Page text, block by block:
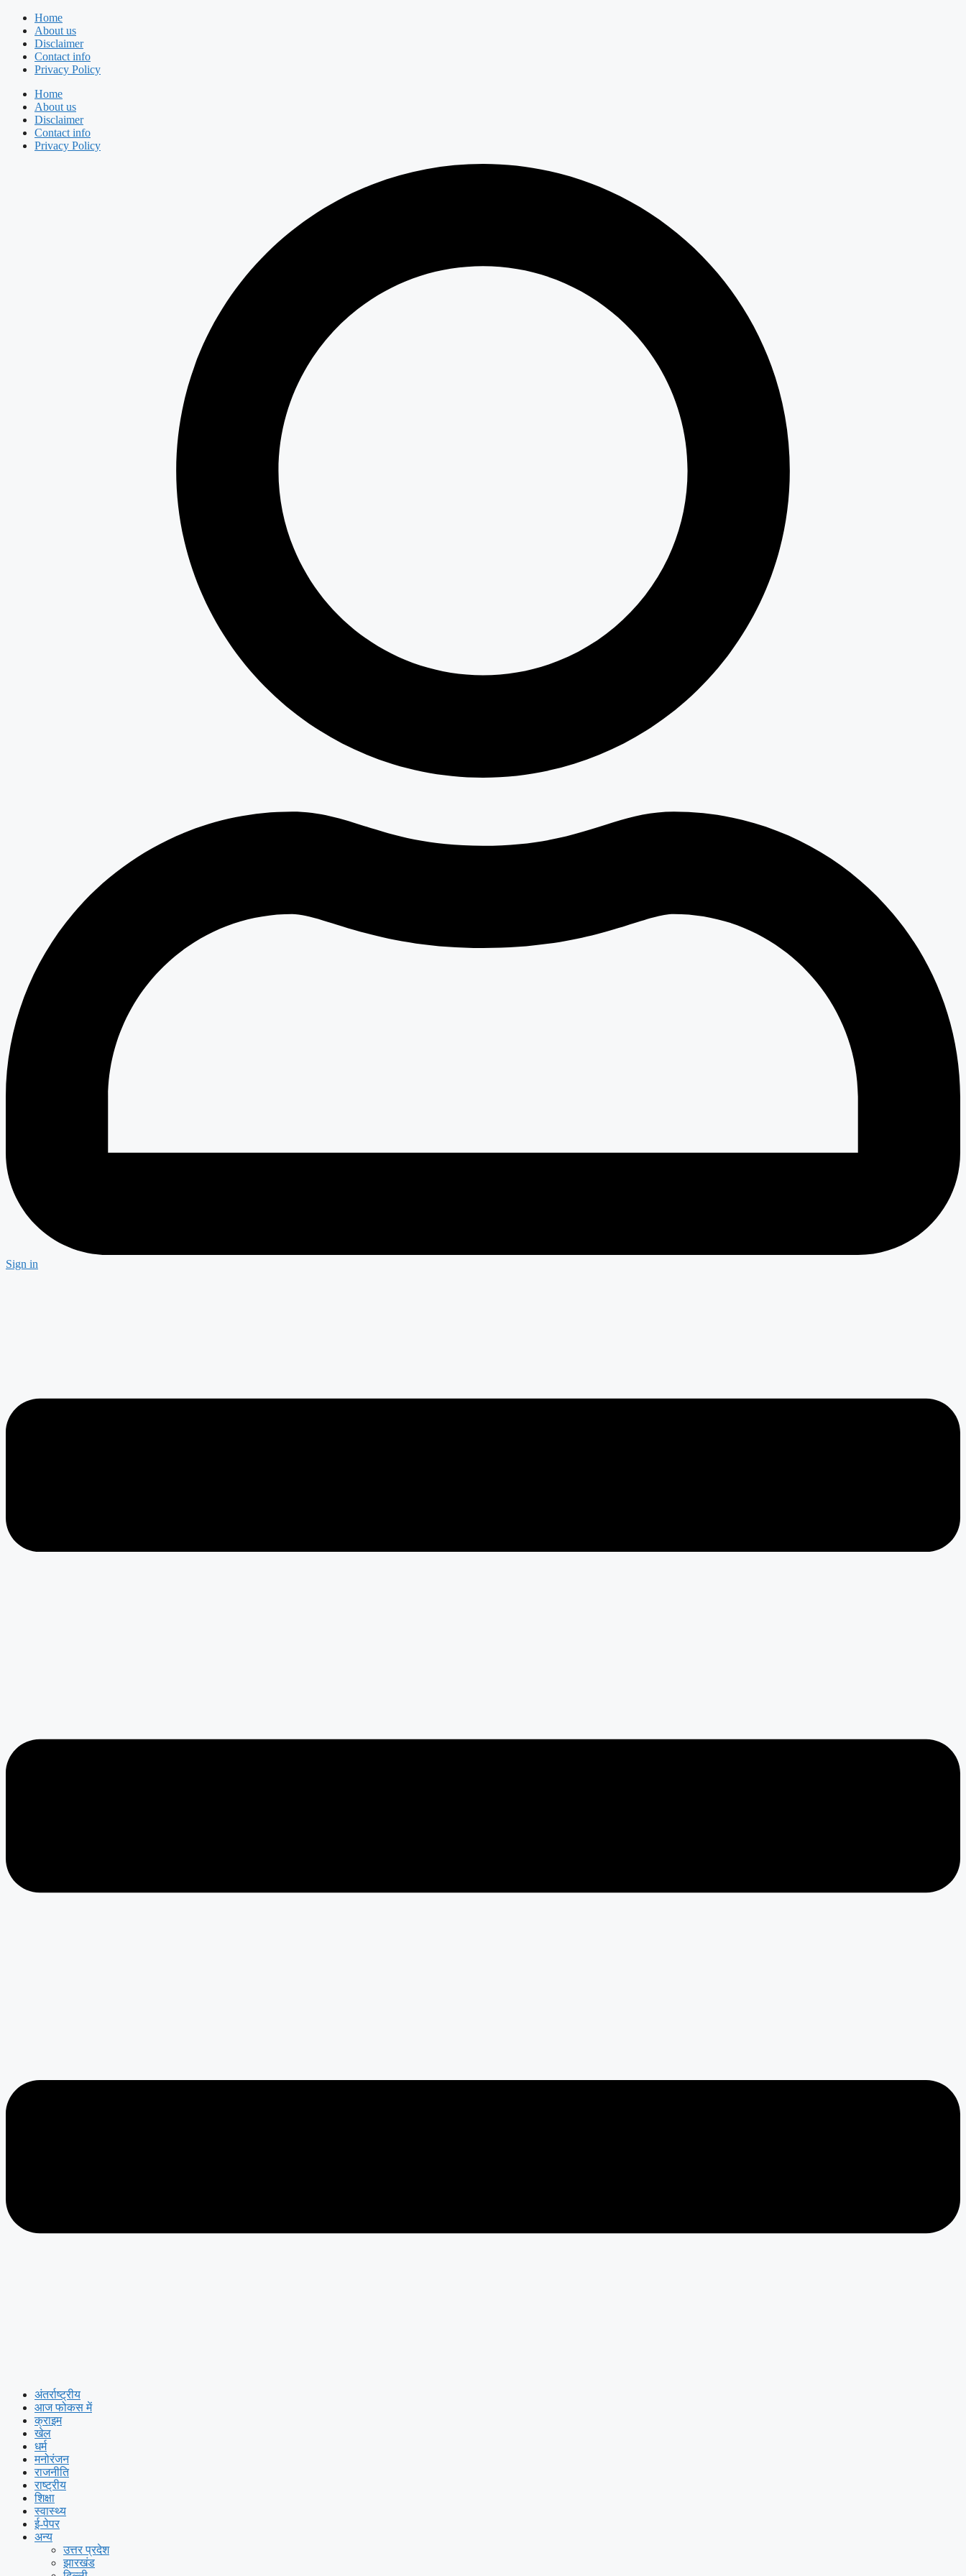
Skip
content
Home
About us
Disclaimer
Contact info
Privacy Policy
Home
About us
Disclaimer
Contact info
Privacy Policy
Sign in
अंतर्राष्ट्रीय
आज फोकस में
क्राइम
खेल
धर्म
मनोरंजन
राजनीति
राष्ट्रीय
शिक्षा
स्वास्थ्य
ई-पेपर
अन्य
उत्तर प्रदेश
झारखंड